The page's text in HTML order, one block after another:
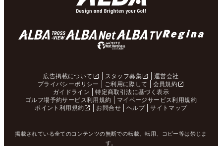
広告掲載について スタッフ募集
運営会社
プライバシーポリシー
ご利用に際して
会員規約
ガイドライン
特定商取引法に基づく表示
ゴルフ場予約サービス利用規約
マイページサービス利用規約
ポイント利用規約
お問合せ ヘルプ サイトマップ
掲載されている全てのコンテンツの無断での転載、転用、コピー等は禁じま
す。